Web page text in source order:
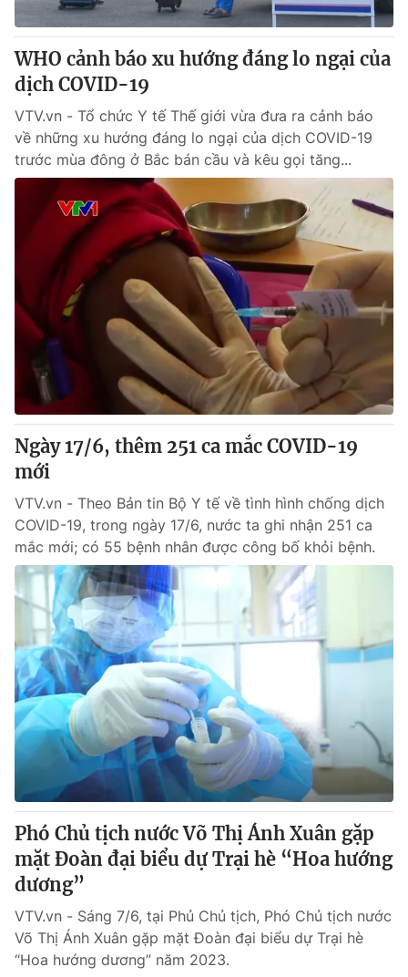
WHO cảnh báo xu hướng đáng lo ngại của
dịch COVID-19
VTV.vn - Tổ chức Y tế Thế giới vừa đưa ra cảnh báo
về những xu hướng đáng lo ngại của dịch COVID-19
trước mùa đông ở Bắc bán cầu và kêu gọi tăng...
Ngày 17/6, thêm 251 ca mắc COVID-19
mới
VTV.vn - Theo Bản tin Bộ Y tế về tình hình chống dịch
COVID-19, trong ngày 17/6, nước ta ghi nhận 251 ca
mắc mới; có 55 bệnh nhân được công bố khỏi bệnh.
Phó Chủ tịch nước Võ Thị Ánh Xuân gặp
mặt Đoàn đại biểu dự Trại hè “Hoa hướng
dương”
VTV.vn - Sáng 7/6, tại Phủ Chủ tịch, Phó Chủ tịch nước
Võ Thị Ánh Xuân gặp mặt Đoàn đại biểu dự Trại hè
“Hoa hướng dương” năm 2023.